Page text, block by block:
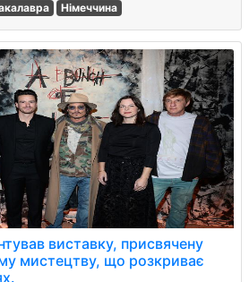
Німеччина
виставку, присвячену
мистецтву, що розкриває